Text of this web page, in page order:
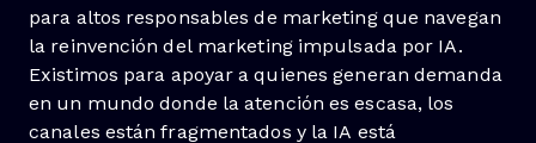
para altos responsables de marketing que navegan
la reinvención del marketing impulsada por IA.
Existimos para apoyar a quienes generan demanda
en un mundo donde la atención es escasa, los
canales están fragmentados y la IA está